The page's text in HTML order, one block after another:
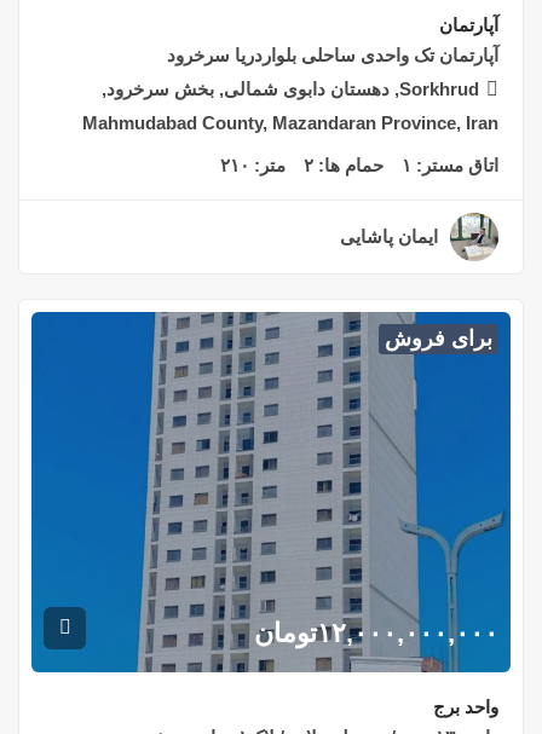
آپارتمان
آپارتمان تک واحدی ساحلی بلواردریا سرخرود
Sorkhrud, دهستان دابوی شمالی, بخش سرخرود,
Mahmudabad County, Mazandaran Province, Iran
اتاق مستر: ۱ حمام ها: ۲ متر: ۲۱۰
ایمان پاشایی
برای فروش
۱۲,۰۰۰,۰۰۰,۰۰۰تومان
واحد برج